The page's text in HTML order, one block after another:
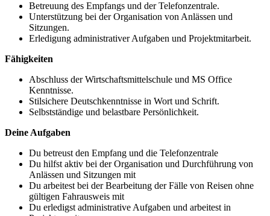
Betreuung des Empfangs und der Telefonzentrale.
Unterstützung bei der Organisation von Anlässen und
Sitzungen.
Erledigung administrativer Aufgaben und Projektmitarbeit.
Fähigkeiten
Abschluss der Wirtschaftsmittelschule und MS Office
Kenntnisse.
Stilsichere Deutschkenntnisse in Wort und Schrift.
Selbstständige und belastbare Persönlichkeit.
Deine Aufgaben
Du betreust den Empfang und die Telefonzentrale
Du hilfst aktiv bei der Organisation und Durchführung von
Anlässen und Sitzungen mit
Du arbeitest bei der Bearbeitung der Fälle von Reisen ohne
gültigen Fahrausweis mit
Du erledigst administrative Aufgaben und arbeitest in